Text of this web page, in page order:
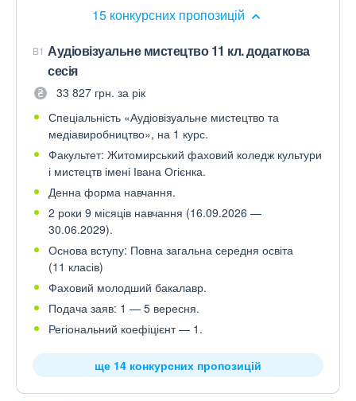
15 конкурсних пропозицій
B1 Аудіовізуальне мистецтво 11 кл. додаткова
сесія
33 827 грн. за рік
Спеціальність «Аудіовізуальне мистецтво та
медіавиробництво», на 1 курс.
Факультет: Житомирський фаховий коледж культури
і мистецтв імені Івана Огієнка.
Денна форма навчання.
2 роки 9 місяців навчання (16.09.2026 —
30.06.2029).
Основа вступу: Повна загальна середня освіта
(11 класів)
Фаховий молодший бакалавр.
Подача заяв: 1 — 5 вересня.
Регіональний коефіцієнт — 1.
ще 14 конкурсних пропозицій